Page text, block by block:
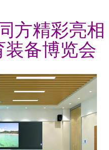
方精彩亮相
装备博览会